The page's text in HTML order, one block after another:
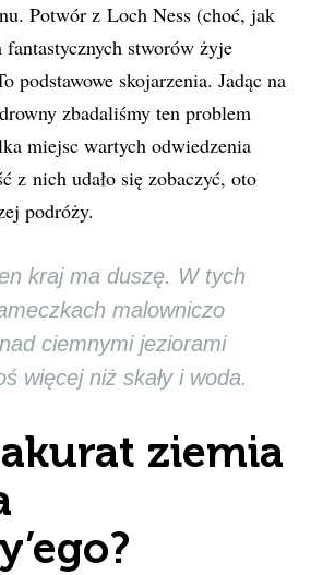
Potwór z Loch Ness (choć, jak
fantastycznych stworów żyje
podstawowe skojarzenia. Jadąc na
zbadaliśmy ten problem
miejsc wartych odwiedzenia
z nich udało się zobaczyć, oto
podróży.
kraj ma duszę. W tych
malowniczo
ciemnymi jeziorami
więcej niż skały i woda.
ziemia